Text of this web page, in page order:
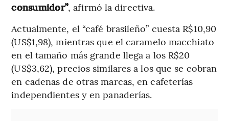
consumidor”, afirmó la directiva.
Actualmente, el “café brasileño” cuesta R$10,90
(US$1,98), mientras que el caramelo macchiato
en el tamaño más grande llega a los R$20
(US$3,62), precios similares a los que se cobran
en cadenas de otras marcas, en cafeterías
independientes y en panaderías.